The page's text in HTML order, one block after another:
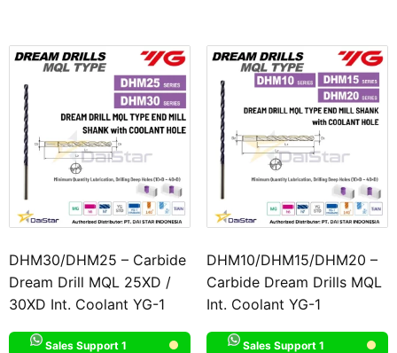
DHM30/DHM25 – Carbide
Dream Drill MQL 25XD /
30XD Int. Coolant YG-1
Sales Support 1
DHM10/DHM15/DHM20 –
Carbide Dream Drills MQL
Int. Coolant YG-1
Sales Support 1